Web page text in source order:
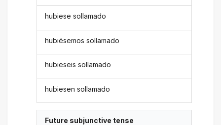
hubiese sollamado
hubiésemos sollamado
hubieseis sollamado
hubiesen sollamado
Future subjunctive tense